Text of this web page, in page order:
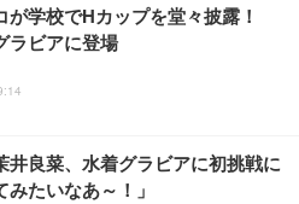
が学校でHカップを堂々披露！
ラビアに登場
井良菜、水着グラビアに初挑戦に
みたいなあ～！」